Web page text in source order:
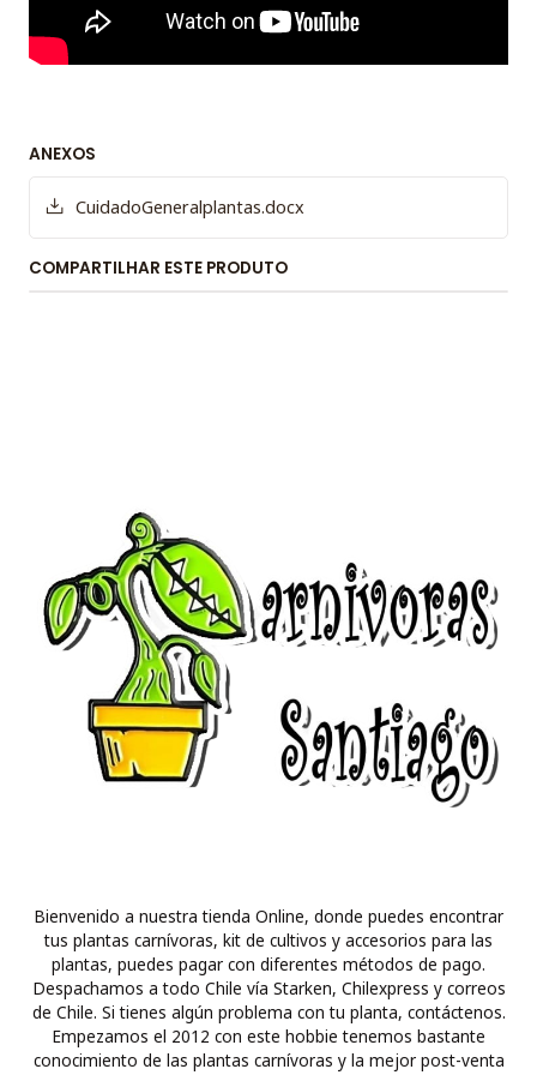
ANEXOS
CuidadoGeneralplantas.docx
COMPARTILHAR ESTE PRODUTO
Bienvenido a nuestra tienda Online, donde puedes encontrar
tus plantas carnívoras, kit de cultivos y accesorios para las
plantas, puedes pagar con diferentes métodos de pago.
Despachamos a todo Chile vía Starken, Chilexpress y correos
de Chile. Si tienes algún problema con tu planta, contáctenos.
Empezamos el 2012 con este hobbie tenemos bastante
conocimiento de las plantas carnívoras y la mejor post-venta